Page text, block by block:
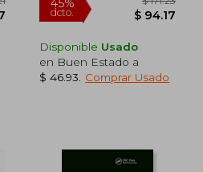
Disponible Usado
en Buen Estado a
$ 46.93
Comprar Usado